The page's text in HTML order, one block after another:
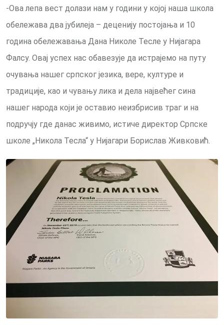
-Ова лепа вест долази нам у години у којој наша школа
обележава два јубилеја – деценију постојања и 10
година обележавања Дана Николе Тесле у Нијагара
Фалсу. Овај успех нас обавезује да истрајемо на путу
очувања нашег српског језика, вере, културе и
традиције, као и чувању лика и дела највећег сина
нашег народа који је оставио неизбрисив траг и на
подручју где данас живимо, истиче директор Српске
школе „Никола Тесла“ у Нијагари Борислав Живковић.